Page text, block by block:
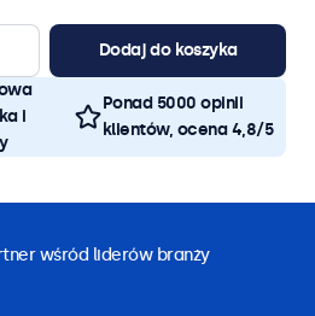
Dodaj do koszyka
i
Ponad 5000 opinii
klientów, ocena 4,8/5
wśród liderów branży